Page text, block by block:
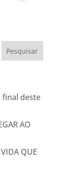
final deste
AO
QUE